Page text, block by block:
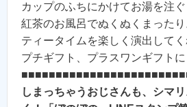
カップのふちにかけてお湯を注
紅茶のお風呂でぬくぬくまったり
ティータイムを楽しく演出してく
プチギフト、プラスワンギフトに
しまっちゃうおじさんも、シマ